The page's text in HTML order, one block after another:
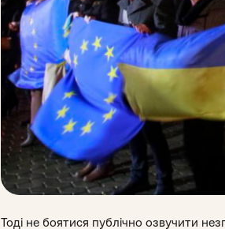
Тоді не боятися публічно озвучити